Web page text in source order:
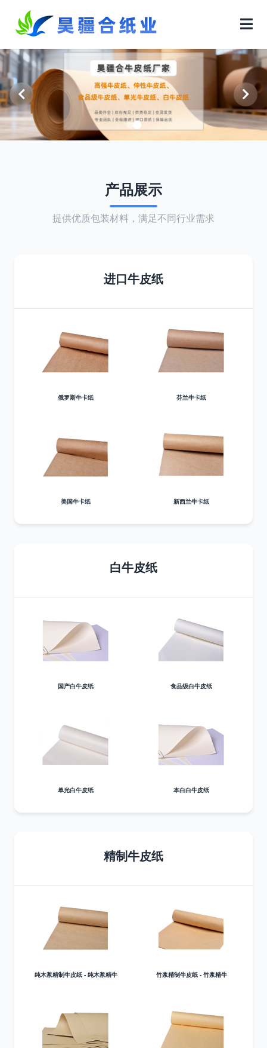
产品展示
提供优质包装材料，满足不同行业需求
进口牛皮纸
俄罗斯牛卡纸 芬兰牛卡纸
美国牛卡纸 新西兰牛卡纸
白牛皮纸
国产白牛皮纸 食品级白牛皮纸
单光白牛皮纸 本白白牛皮纸
精制牛皮纸
纯木浆精制牛皮纸 - 纯木浆精牛 竹浆精制牛皮纸 - 竹浆精牛